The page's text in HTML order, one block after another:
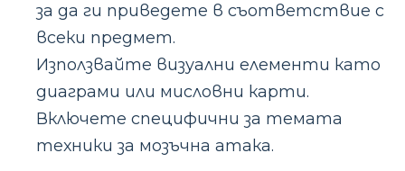
за да ги приведете в съответствие с
всеки предмет.
Използвайте визуални елементи като
диаграми или мисловни карти.
Включете специфични за темата
техники за мозъчна атака.